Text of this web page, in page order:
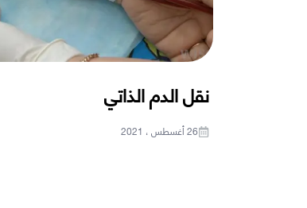
نقل الدم الذاتي
26 أغسطس ، 2021